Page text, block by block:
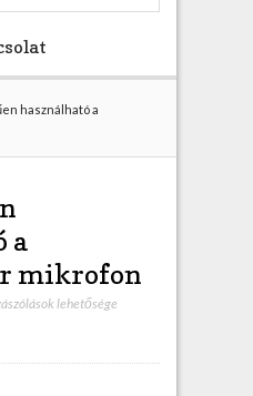
e
h
használható a
a
mikrofon
lehetősége